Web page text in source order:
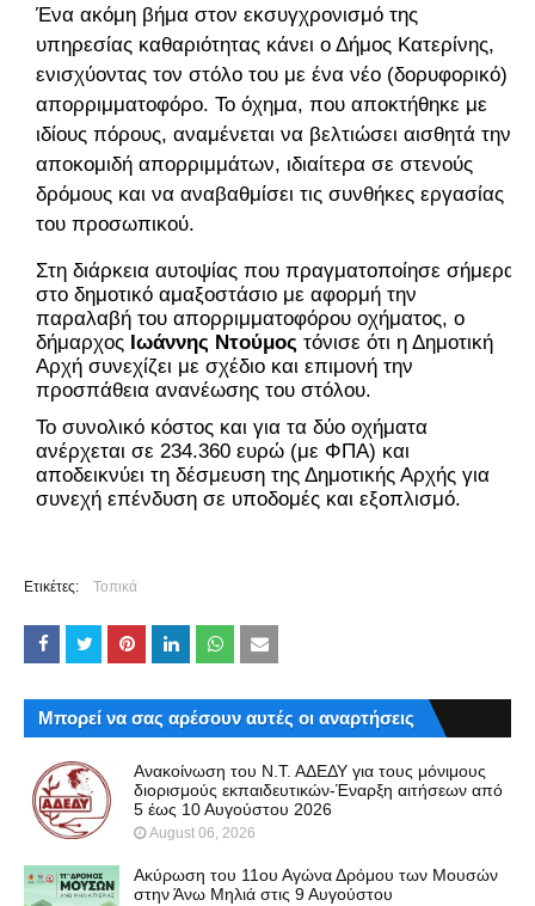
Ένα ακόμη βήμα στον εκσυγχρονισμό της
υπηρεσίας καθαριότητας κάνει ο Δήμος Κατερίνης,
ενισχύοντας τον στόλο του με ένα νέο (δορυφορικό)
απορριμματοφόρο. Το όχημα, που αποκτήθηκε με
ιδίους πόρους, αναμένεται να βελτιώσει αισθητά την
αποκομιδή απορριμμάτων, ιδιαίτερα σε στενούς
δρόμους και να αναβαθμίσει τις συνθήκες εργασίας
του προσωπικού.
Στη διάρκεια αυτοψίας που πραγματοποίησε σήμερα
στο δημοτικό αμαξοστάσιο με αφορμή την
παραλαβή του απορριμματοφόρου οχήματος, ο
δήμαρχος Ιωάννης Ντούμος τόνισε ότι η Δημοτική
Αρχή συνεχίζει με σχέδιο και επιμονή την
προσπάθεια ανανέωσης του στόλου.
Το συνολικό κόστος και για τα δύο οχήματα
ανέρχεται σε 234.360 ευρώ (με ΦΠΑ) και
αποδεικνύει τη δέσμευση της Δημοτικής Αρχής για
συνεχή επένδυση σε υποδομές και εξοπλισμό.
Ετικέτες: Τοπικά
Μπορεί να σας αρέσουν αυτές οι αναρτήσεις
Ανακοίνωση του Ν.Τ. ΑΔΕΔΥ για τους μόνιμους
διορισμούς εκπαιδευτικών-Έναρξη αιτήσεων από
5 έως 10 Αυγούστου 2026
August 06, 2026
Ακύρωση του 11ου Αγώνα Δρόμου των Μουσών
στην Άνω Μηλιά στις 9 Αυγούστου